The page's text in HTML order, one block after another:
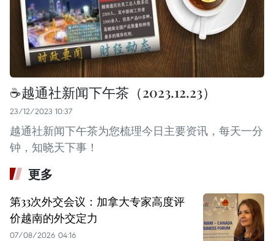
☕️越通社新闻下午茶（2023.12.23）
23/12/2023 10:37
越通社新闻下午茶为您梳理今日主要资讯，每天一分
钟，知晓天下事！
更多
第33次外交会议：加拿大专家高度评
价越南的外交定力
07/08/2026 04:16